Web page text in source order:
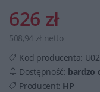
626 zł
508,94 zł netto
Kod producenta:
Dostępność: bardzo
Producent: HP